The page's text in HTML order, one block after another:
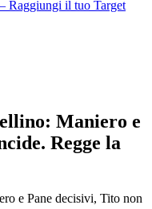
Maniero e
Regge la